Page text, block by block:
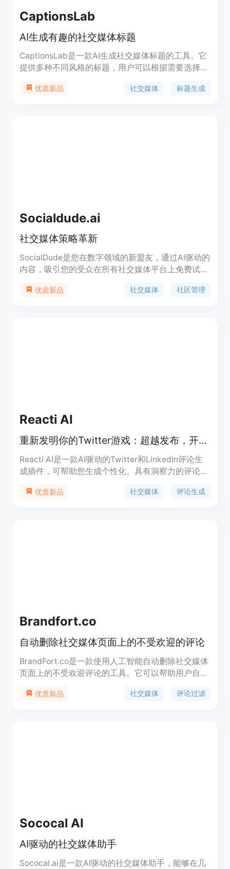
CaptionsLab
AI生成有趣的社交媒体标题
CaptionsLab是一款AI生成社交媒体标题的工具。它
提供多种不同风格的标题，用户可以根据需要选择风
内容，CaptionsLab将在几秒内生成多个有趣的标
优质新品 社交媒体 标题生成
Socialdude.ai
社交媒体策略革新
SocialDude是您在数字领域的新盟友，通过AI驱动的
内容，吸引您的受众在所有社交媒体平台上免费试
体战略！
优质新品 社交媒体 社区管理
Reacti AI
重新发明你的Twitter游戏：超越发布，开始互动。
Reacti AI是一款AI驱动的Twitter和LinkedIn评论生
成插件，可帮助您生成个性化、具有洞察力的评论和
模板，生成完美的评论。节省时间，提高社交媒体的
优质新品 社交媒体 评论生成
Brandfort.co
自动删除社交媒体页面上的不受欢迎的评论
BrandFort.co是一款使用人工智能自动删除社交媒体
页面上的不受欢迎评论的工具。它可以帮助用户自动
论。用户可以根据自己的需求定制过滤规则，并将这
优质新品 社交媒体 评论过滤
Sococal AI
AI驱动的社交媒体助手
Sococal.ai是一款AI驱动的社交媒体助手，能够在几